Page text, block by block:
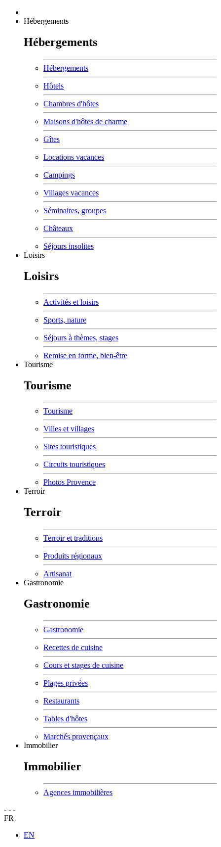
Hébergements
Hébergements
Hébergements
Hôtels
Chambres d'hôtes
Maisons d'hôtes de charme
Gîtes
Locations vacances
Campings
Villages vacances
Séminaires, groupes
Châteaux
Séjours insolites
Loisirs
Loisirs
Activités et loisirs
Sports, nature
Séjours à thèmes, stages
Remise en forme, bien-être
Tourisme
Tourisme
Tourisme
Villes et villages
Sites touristiques
Circuits touristiques
Photos Provence
Terroir
Terroir
Terroir et traditions
Produits régionaux
Artisanat
Gastronomie
Gastronomie
Gastronomie
Recettes de cuisine
Cours et stages de cuisine
Plages privées
Restaurants
Tables d'hôtes
Marchés provençaux
Immobilier
Immobilier
Agences immobilières
- - -
FR
EN